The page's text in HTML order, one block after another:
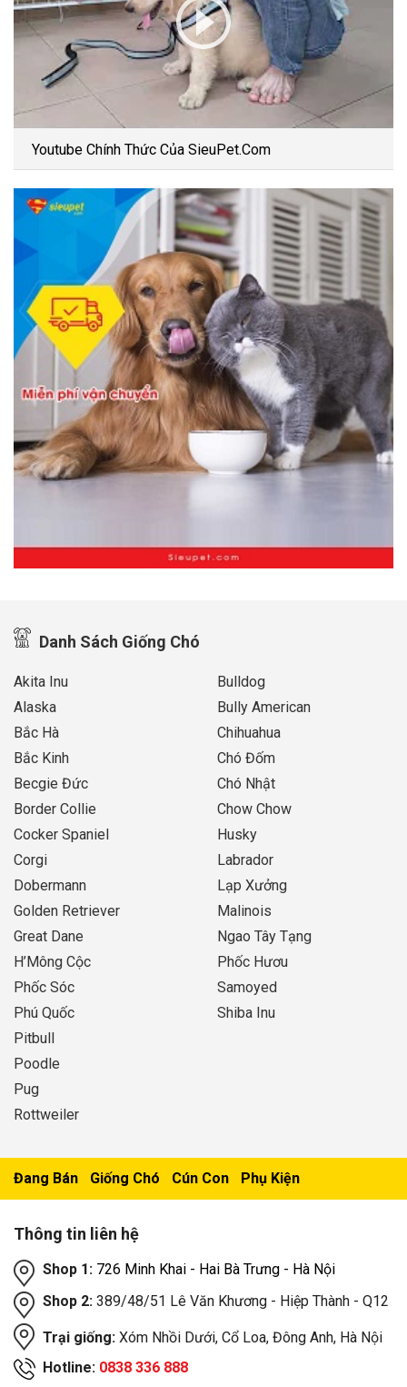
Youtube Chính Thức Của SieuPet.Com
Danh Sách Giống Chó
Akita Inu
Alaska
Bắc Hà
Bắc Kinh
Becgie Đức
Border Collie
Bulldog
Bully American
Chihuahua
Chó Đốm
Chó Nhật
Chow Chow
Cocker Spaniel
Corgi
Dobermann
Golden Retriever
Great Dane
H’Mông Cộc
Husky
Labrador
Lạp Xưởng
Malinois
Ngao Tây Tạng
Phốc Hươu
Phốc Sóc
Phú Quốc
Pitbull
Poodle
Pug
Rottweiler
Samoyed
Shiba Inu
Đang Bán Giống Chó Cún Con Phụ Kiện
Thông tin liên hệ
Shop 1: 726 Minh Khai - Hai Bà Trưng - Hà Nội
Shop 2: 389/48/51 Lê Văn Khương - Hiệp Thành - Q12
Trại giống: Xóm Nhồi Dưới, Cổ Loa, Đông Anh, Hà Nội
Hotline: 0838 336 888